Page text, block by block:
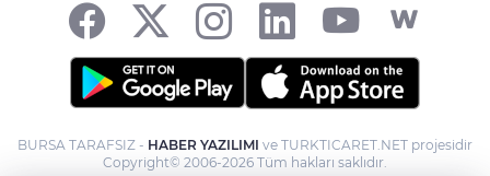
BURSA TARAFSIZ - HABER YAZILIMI ve TURKTICARET.NET projesidir
Copyright© 2006-2026 Tüm hakları saklıdır.